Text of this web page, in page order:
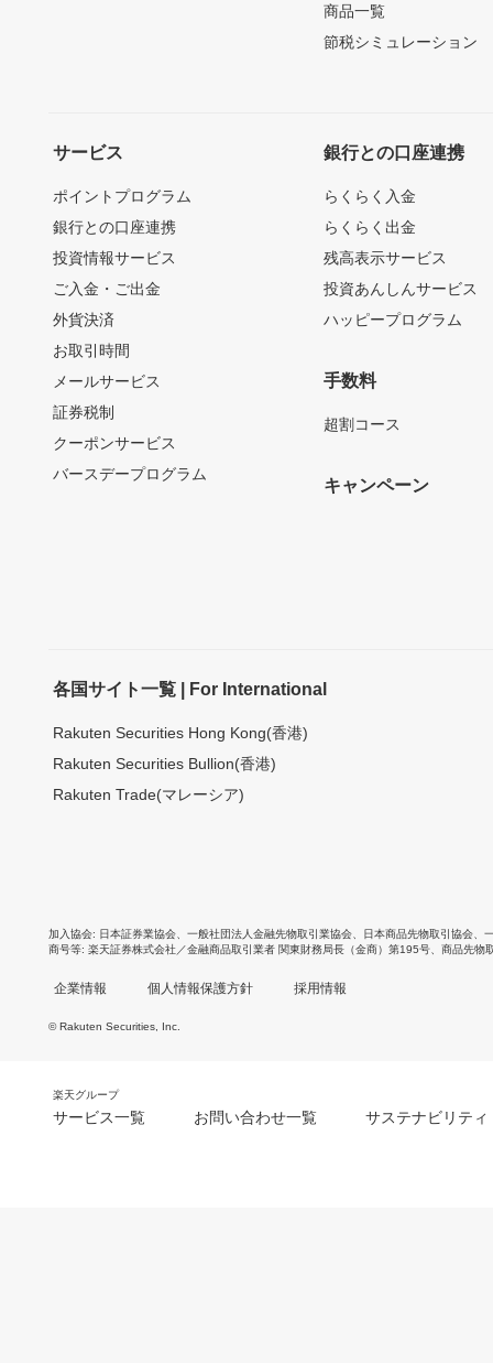
商品一覧
節税シミュレーション
サービス
ポイントプログラム
銀行との口座連携
投資情報サービス
ご入金・ご出金
外貨決済
お取引時間
メールサービス
証券税制
クーポンサービス
バースデープログラム
銀行との口座連携
らくらく入金
らくらく出金
残高表示サービス
投資あんしんサービス
ハッピープログラム
手数料
超割コース
キャンペーン
各国サイト一覧 | For International
Rakuten Securities Hong Kong(香港)
Rakuten Securities Bullion(香港)
Rakuten Trade(マレーシア)
加入協会 日本証券業協会 一般社団法人金融先物取引業協会 日本商品先物取引協会
商号等 楽天証券株式会社／金融商品取引業者 関東財務局長（金商）第195号、商品先物
企業情報 個人情報保護方針 採用情報
© Rakuten Securities, Inc.
楽天グループ
サービス一覧 お問い合わせ一覧 サステナビリティ